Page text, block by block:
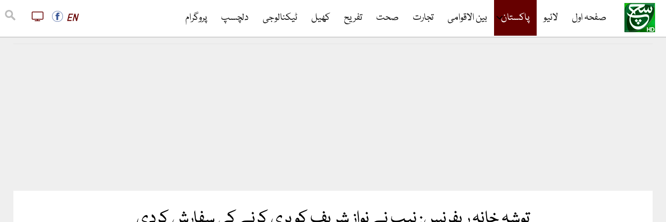
صفحہ اول لائیو پاکستان بین الاقوامی تجارت صحت تفریح کھیل ٹیکنالوجی دلچسپ پروگرام EN